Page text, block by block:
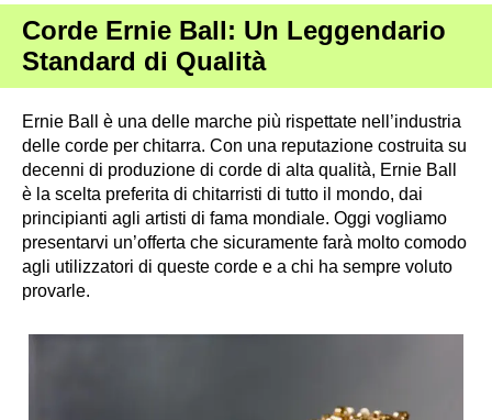
Corde Ernie Ball: Un Leggendario
Standard di Qualità
Ernie Ball è una delle marche più rispettate nell’industria
delle corde per chitarra. Con una reputazione costruita su
decenni di produzione di corde di alta qualità, Ernie Ball
è la scelta preferita di chitarristi di tutto il mondo, dai
principianti agli artisti di fama mondiale. Oggi vogliamo
presentarvi un’offerta che sicuramente farà molto comodo
agli utilizzatori di queste corde e a chi ha sempre voluto
provarle.